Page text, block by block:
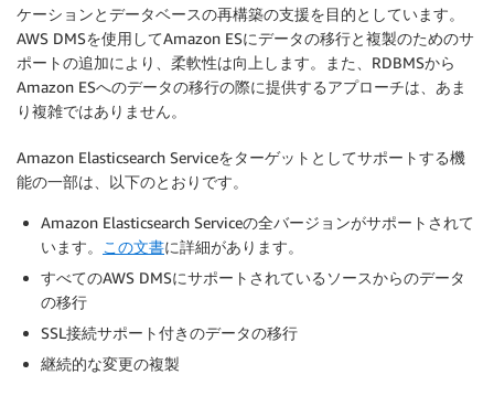
ケーションとデータベースの再構築の支援を目的としています。
AWS DMSを使用してAmazon ESにデータの移行と複製のためのサ
ポートの追加により、柔軟性は向上します。また、RDBMSから
Amazon ESへのデータの移行の際に提供するアプローチは、あま
り複雑ではありません。
Amazon Elasticsearch Serviceをターゲットとしてサポートする機
能の一部は、以下のとおりです。
Amazon Elasticsearch Serviceの全バージョンがサポートされて
います。
この文書に詳細があります。
すべてのAWS DMSにサポートされているソースからのデータ
の移行
SSL接続サポート付きのデータの移行
継続的な変更の複製